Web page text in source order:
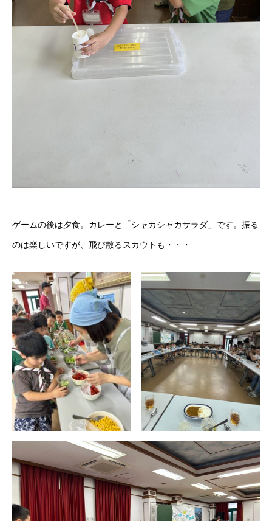
ゲームの後は夕食。カレーと「シャカシャカサラダ」です。振る
のは楽しいですが、飛び散るスカウトも・・・